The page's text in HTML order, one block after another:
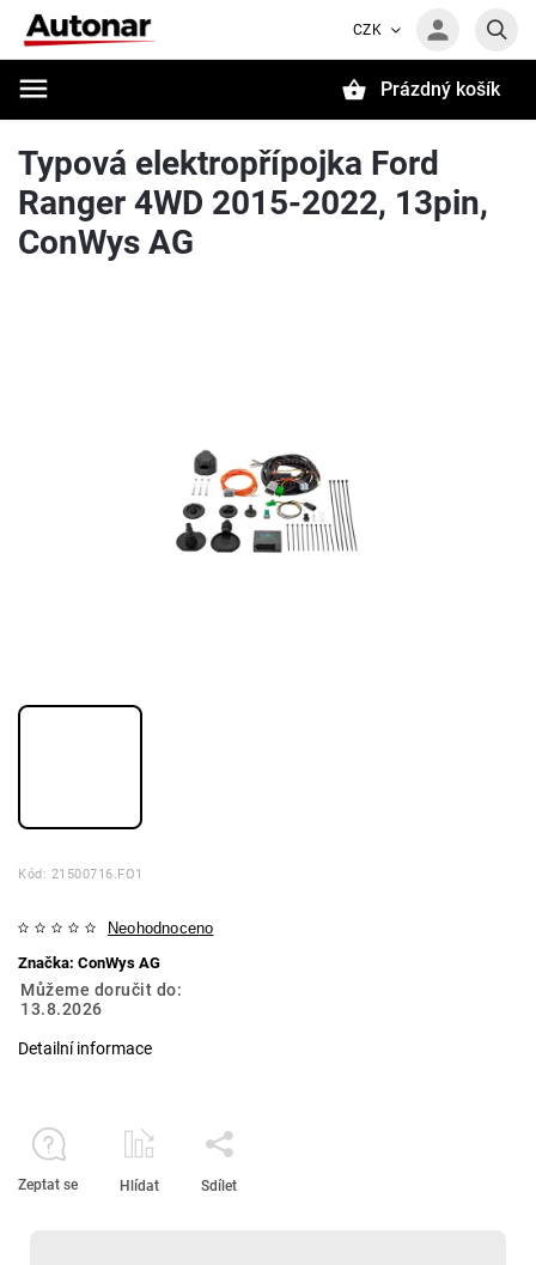
CZK
Prázdný košík
Typová elektropřípojka Ford
Ranger 4WD 2015-2022, 13pin,
ConWys AG
Kód: 21500716.FO1
Neohodnoceno
Značka: ConWys AG
Můžeme doručit do:
13.8.2026
Detailní informace
Zeptat se Hlídat Sdílet